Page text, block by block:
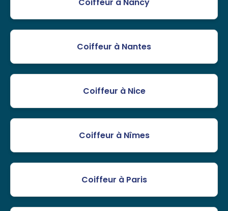
Coiffeur à Nantes
Coiffeur à Nice
Coiffeur à Nîmes
Coiffeur à Paris